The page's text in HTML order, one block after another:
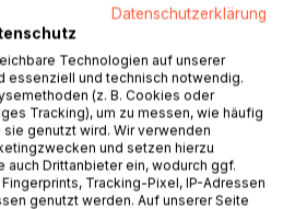
Reiseziele aus schon lange
zuweilen kann der Auslöser für
auch durch den berühmten
Zum Beispiel ein Reisebericht,
oder Bekannten kann dazu
ein Reiseziel eröffnet,
gar nicht geplant war.
Willi, wir haben doch oft die
sich in manch unseren
Datenschutzerklärung
Technologien auf unserer
essenziell und technisch notwendig.
(z. B. Cookies oder
Tracking), um zu messen, wie häufig
genutzt wird. Wir verwenden
und setzen hierzu
Drittanbieter ein, wodurch ggf.
Tracking-Pixel, IP-Adressen
genutzt werden. Auf unserer Seite